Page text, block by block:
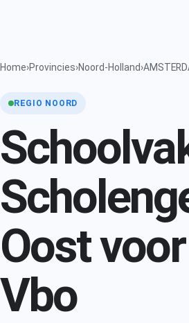
Home›Provincies›Noord-Holland›
REGIO NOORD
Oost
Vbo